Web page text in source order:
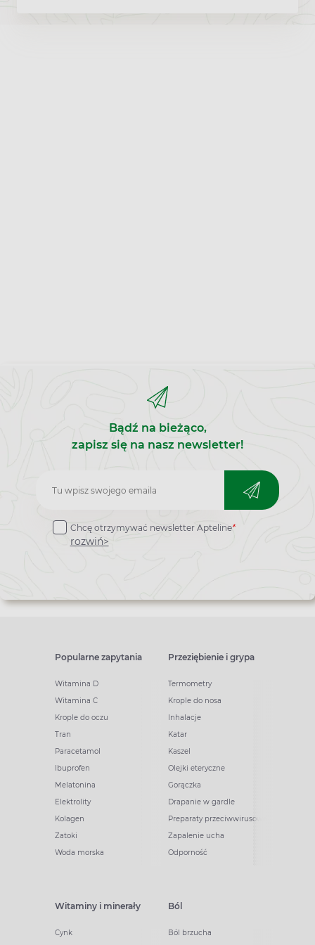
Bądź na bieżąco,
zapisz się na nasz newsletter!
Zapisz
do
newslettera
Chcę otrzymywać newsletter Apteline*
rozwiń>
Popularne zapytania
Witamina D
Witamina C
Krople do oczu
Tran
Paracetamol
Ibuprofen
Melatonina
Elektrolity
Kolagen
Zatoki
Woda morska
Przeziębienie i grypa
Termometry
Krople do nosa
Inhalacje
Katar
Kaszel
Olejki eteryczne
Gorączka
Drapanie w gardle
Preparaty przeciwwirusowe
Zapalenie ucha
Odporność
Witaminy i minerały
Cynk
Ból
Ból brzucha